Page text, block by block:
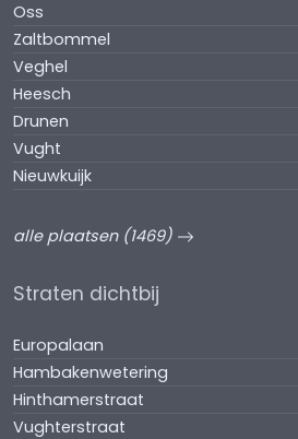
Oss
Zaltbommel
Veghel
Heesch
Drunen
Vught
Nieuwkuijk
alle plaatsen (1469)
Straten dichtbij
Europalaan
Hambakenwetering
Hinthamerstraat
Vughterstraat